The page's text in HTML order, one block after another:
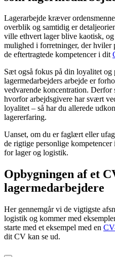
Lagerarbejde kræver
overblik og samtidig er
ville ethvert lager blive kaotisk,
mulighed i forretninger, der
de eftertragtede kompetencer i dit
Sæt også fokus på din loyalitet og
lagermedarbejders arbejde er
vedvarende koncentration.
hvorfor arbejdsgivere har svært
loyalitet – så har du allerede
lagererfaring.
Uanset, om du er faglært eller
de rigtige personlige
for lager og logistik.
Opbygningen af et
lagermedarbejdere
Her gennemgår vi de vigtigste
logistik og kommer med
starte med et eksempel med en
dit CV kan se ud.